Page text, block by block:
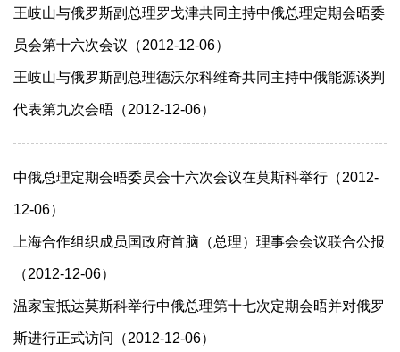
王岐山与俄罗斯副总理罗戈津共同主持中俄总理定期会晤委
员会第十六次会议（2012-12-06）
王岐山与俄罗斯副总理德沃尔科维奇共同主持中俄能源谈判
代表第九次会晤（2012-12-06）
中俄总理定期会晤委员会十六次会议在莫斯科举行（2012-
12-06）
上海合作组织成员国政府首脑（总理）理事会会议联合公报
（2012-12-06）
温家宝抵达莫斯科举行中俄总理第十七次定期会晤并对俄罗
斯进行正式访问（2012-12-06）